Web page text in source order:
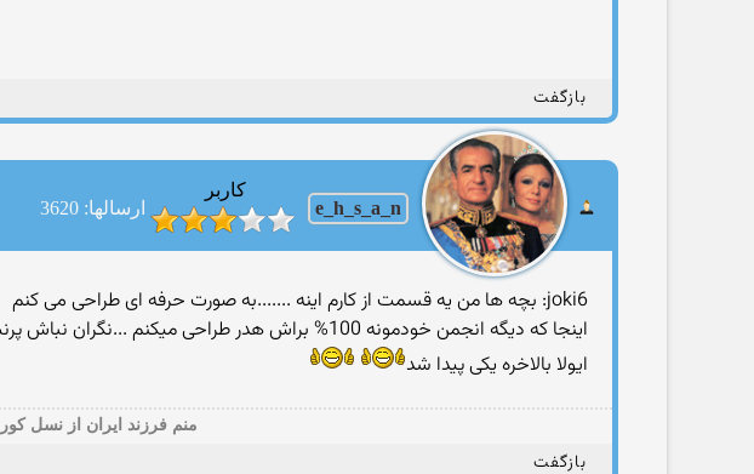
بازگفت
e_h_s_a_n
کاربر
ارسالها: 3620
joki6: بچه ها من یه قسمت از کارم اینه .......به صورت حرفه ای طراحی می کنم
اینجا كه دیگه انجمن خودمونه 100% براش هدر طراحی میکنم ...نگران نباش پرنس جوون
ایولا بالاخره یكی پیدا شد
منم فرزند ایران از نسل
بازگفت